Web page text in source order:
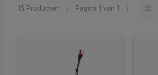
15 Producten Pagina 1 van 1